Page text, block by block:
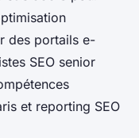
des portails e-
SEO senior
et reporting SEO